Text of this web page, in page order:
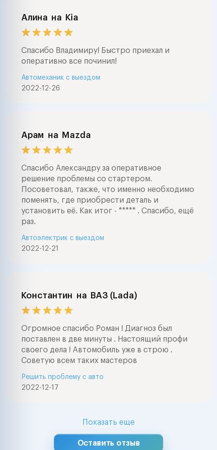
Алина на Kia
Спасибо Владимиру! Быстро приехал и
оперативно все починил!
2022-12-26
Автомеханик с выездом
Арам на Mazda
Спасибо Александру за оперативное
решение проблемы со стартером.
Посоветовал, также, что именно необходимо
поменять, где приобрести деталь и
установить её. Как итог - ***** . Спасибо, ещё
раз.
2022-12-21
Автоэлектрик с выездом
Константин на ВАЗ (Lada)
Огромное спасибо Роман ! Диагноз был
поставлен в две минуты . Настоящий профи
своего дела ! Автомобиль уже в строю .
Советую всем таких мастеров
2022-12-17
Решить проблему с авто
Показать еще
Оставить отзыв